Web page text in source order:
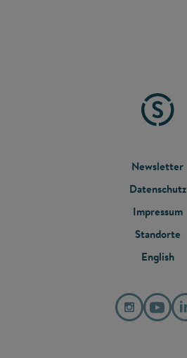
FOOTER
MENU
Newsletter
Datenschutz
Impressum
Standorte
English